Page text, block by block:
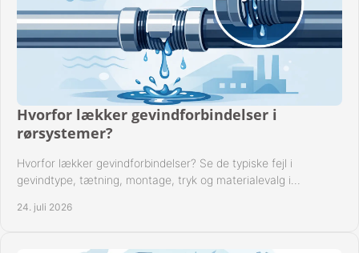
Hvorfor lækker gevindforbindelser i
rørsystemer?
Hvorfor lækker gevindforbindelser? Se de typiske fejl i
gevindtype, tætning, montage, tryk og materialevalg i
24. juli 2026